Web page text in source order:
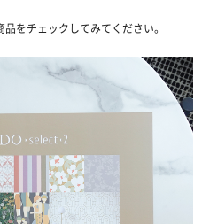
をチェックしてみてください。